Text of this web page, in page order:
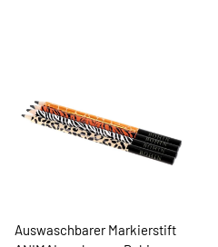
Auswaschbarer Markierstift